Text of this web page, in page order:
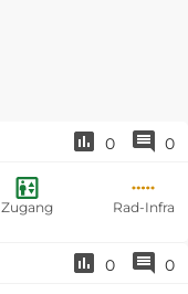
0 0
Zugang Rad-Infra
0 0